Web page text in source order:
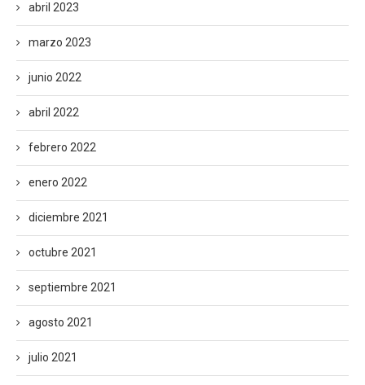
abril 2023
marzo 2023
junio 2022
abril 2022
febrero 2022
enero 2022
diciembre 2021
octubre 2021
septiembre 2021
agosto 2021
julio 2021